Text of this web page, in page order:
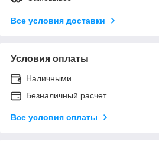
Все условия доставки
Условия оплаты
Наличными
Безналичный расчет
Все условия оплаты